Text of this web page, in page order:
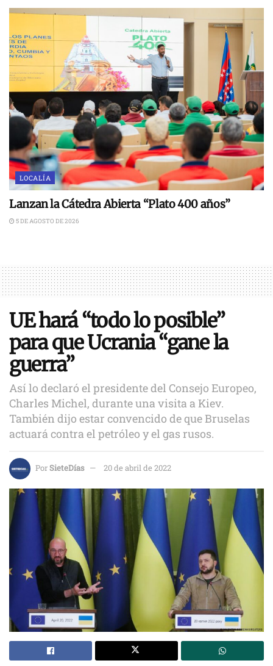
LOCALÍA
Lanzan la Cátedra Abierta “Plato 400 años”
5 DE AGOSTO DE 2026
UE hará “todo lo posible”
para que Ucrania “gane la
guerra”
Así lo declaró el presidente del Consejo Europeo,
Charles Michel, durante una visita a Kiev.
También dijo estar convencido de que Bruselas
actuará contra el petróleo y el gas rusos.
PorSieteDías 20 de abril de 2022